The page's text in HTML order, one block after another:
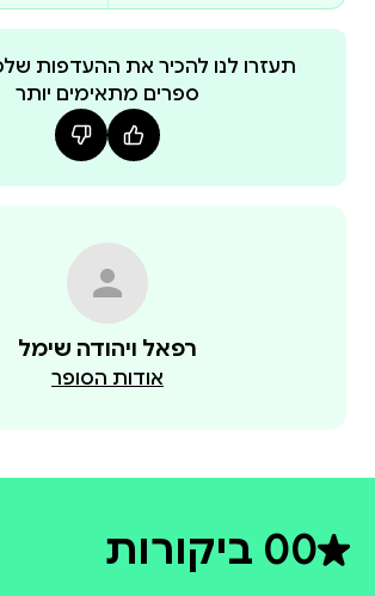
תעזרו לנו להכיר את ההעדפות
ספרים מתאימים יותר
רפאל ויהודה שימל
אודות הסופר
0דירוג ממוצע 0 מתוך 5
0 ביקורות